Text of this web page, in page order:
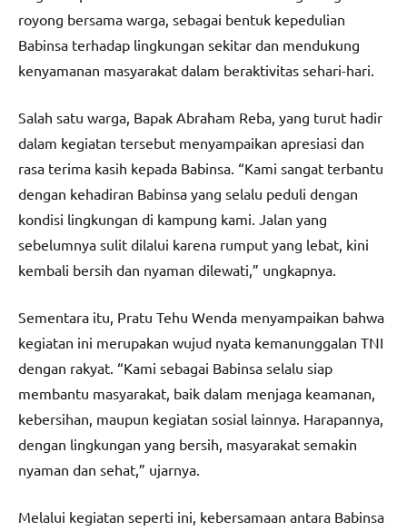
royong bersama warga, sebagai bentuk kepedulian
Babinsa terhadap lingkungan sekitar dan mendukung
kenyamanan masyarakat dalam beraktivitas sehari-hari.
Salah satu warga, Bapak Abraham Reba, yang turut hadir
dalam kegiatan tersebut menyampaikan apresiasi dan
rasa terima kasih kepada Babinsa. “Kami sangat terbantu
dengan kehadiran Babinsa yang selalu peduli dengan
kondisi lingkungan di kampung kami. Jalan yang
sebelumnya sulit dilalui karena rumput yang lebat, kini
kembali bersih dan nyaman dilewati,” ungkapnya.
Sementara itu, Pratu Tehu Wenda menyampaikan bahwa
kegiatan ini merupakan wujud nyata kemanunggalan TNI
dengan rakyat. “Kami sebagai Babinsa selalu siap
membantu masyarakat, baik dalam menjaga keamanan,
kebersihan, maupun kegiatan sosial lainnya. Harapannya,
dengan lingkungan yang bersih, masyarakat semakin
nyaman dan sehat,” ujarnya.
Melalui kegiatan seperti ini, kebersamaan antara Babinsa